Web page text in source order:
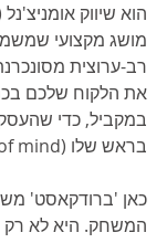
מושג מקצועי
רב-ערוצית
את הלקוח שלכם
במקביל, כדי
בראש שלו (Top of mind).
כאן 'ברודקאסט'
המשחק. היא לא רק